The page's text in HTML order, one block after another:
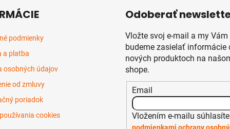
podmienky
a platba
osobných údajov
od zmluvy
poriadok
cookies
Odoberať
Vložte svoj e-mail a my Vám
budeme zasielať informácie
nových produktoch na
shope.
Email
Vložením e-mailu
podmienkami ochrany